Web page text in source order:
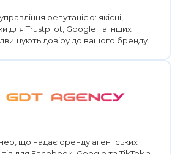
репутацією: якісні,
для Trustpilot, Google та інших
довіру до вашого бренду.
що надає оренду агентських